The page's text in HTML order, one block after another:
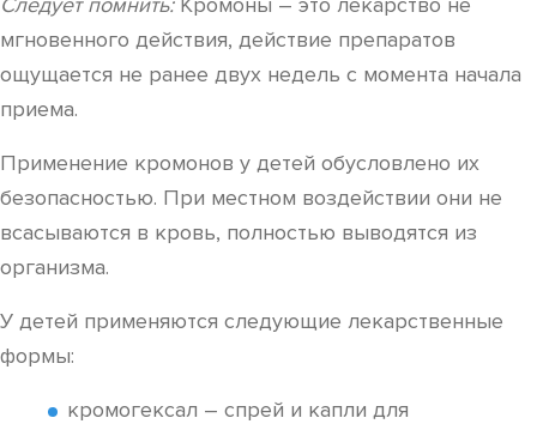
мгновенного действия, действие препаратов
ощущается не ранее двух недель с момента начала
приема.
Применение кромонов у детей обусловлено их
безопасностью. При местном воздействии они не
всасываются в кровь, полностью выводятся из
организма.
У детей применяются следующие лекарственные
формы:
кромогексал – спрей и капли для